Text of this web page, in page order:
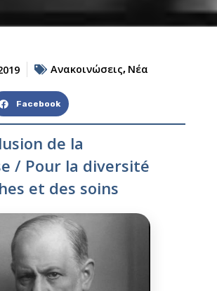
Ανακοινώσεις, Νέα
Facebook
de la
/ Pour la diversité
et des soins